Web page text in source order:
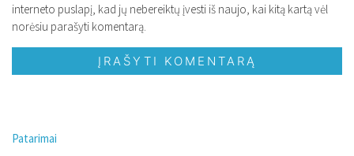
interneto puslapį, kad jų nebereiktų įvesti iš naujo, kai kitą kartą vėl
norėsiu parašyti komentarą.
Patarimai